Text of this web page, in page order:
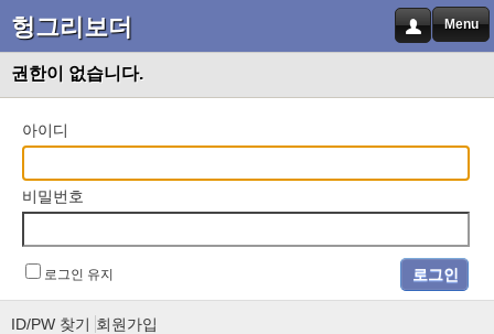
헝그리보더 Menu
권한이 없습니다.
아이디
비밀번호
로그인 유지
ID/PW 찾기 회원가입